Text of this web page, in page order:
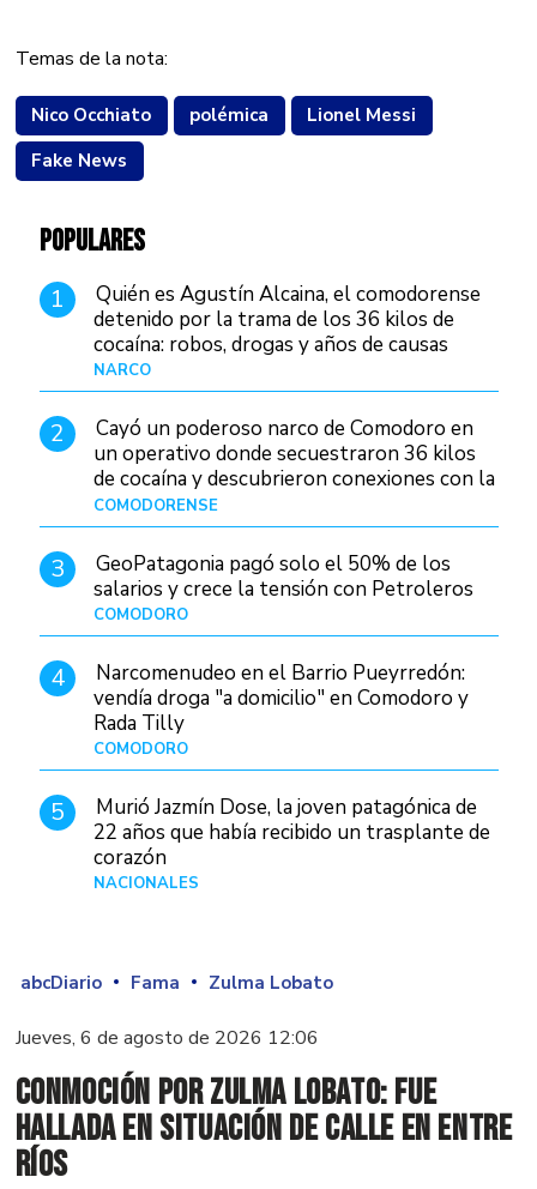
Temas de la nota:
Nico Occhiato polémica
Lionel Messi
Fake News
POPULARES
1
Quién es Agustín Alcaina, el comodorense
detenido por la trama de los 36 kilos de
cocaína: robos, drogas y años de causas
judiciales
NARCO
2
Cayó un poderoso narco de Comodoro en
un operativo donde secuestraron 36 kilos
de cocaína y descubrieron conexiones con la
Patagonia
COMODORENSE
3
GeoPatagonia pagó solo el 50% de los
salarios y crece la tensión con Petroleros
COMODORO
4
Narcomenudeo en el Barrio Pueyrredón:
vendía droga "a domicilio" en Comodoro y
Rada Tilly
COMODORO
5
Murió Jazmín Dose, la joven patagónica de
22 años que había recibido un trasplante de
corazón
NACIONALES
abcDiario Fama Zulma Lobato
Jueves, 6 de agosto de 2026 12:06
Conmoción por Zulma Lobato: fue
hallada en situación de calle en Entre
Ríos